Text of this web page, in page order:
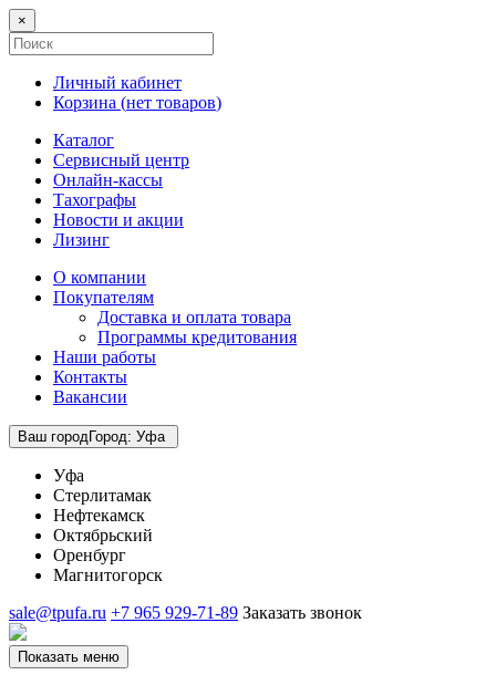
×
Личный кабинет
Корзина (нет товаров)
Каталог
Сервисный центр
Онлайн-кассы
Тахографы
Новости и акции
Лизинг
О компании
Покупателям
Доставка и оплата товара
Программы кредитования
Наши работы
Контакты
Вакансии
Ваш городГород: Уфа
Уфа
Стерлитамак
Нефтекамск
Октябрьский
Оренбург
Магнитогорск
sale@tpufa.ru +7 965 929-71-89 Заказать звонок
Показать меню